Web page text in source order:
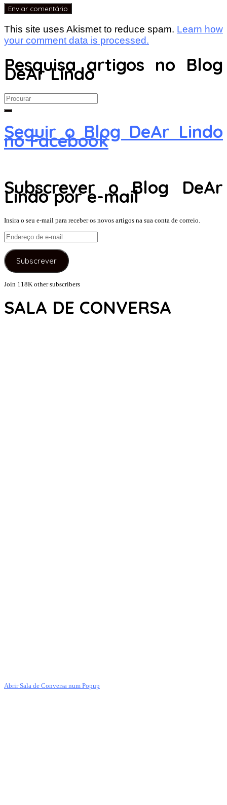
This site uses Akismet to reduce spam. Learn how
your comment data is processed.
Pesquisa artigos no Blog
DeAr Lindo
Search
for:
Seguir o Blog DeAr Lindo
no Facebook
Subscrever o Blog DeAr
Lindo por e-mail
Insira o seu e-mail para receber os novos artigos na sua conta de correio.
Endereço
de
e-
mail
Subscrever
Join 118K other subscribers
SALA DE CONVERSA
Abrir Sala de Conversa num Popup